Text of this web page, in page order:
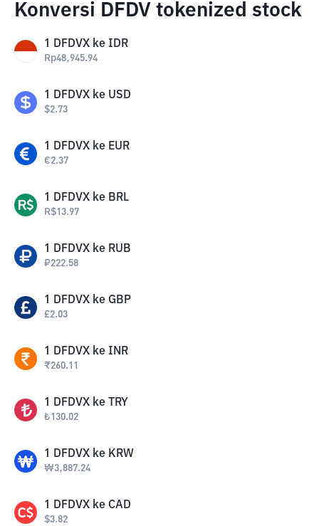
Konversi DFDV tokenized stock
1 DFDVX ke IDR
Rp48,945.94
1 DFDVX ke USD
$2.73
1 DFDVX ke EUR
€2.37
1 DFDVX ke BRL
R$13.97
1 DFDVX ke RUB
₽222.58
1 DFDVX ke GBP
£2.03
1 DFDVX ke INR
₹260.11
1 DFDVX ke TRY
₺130.02
1 DFDVX ke KRW
₩3,887.24
1 DFDVX ke CAD
$3.82